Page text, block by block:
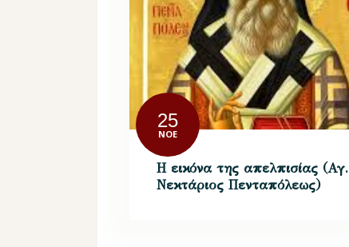
25
ΝΟΈ
Η εικόνα της απελπισίας (Αγ.
Νεκτάριος Πενταπόλεως)